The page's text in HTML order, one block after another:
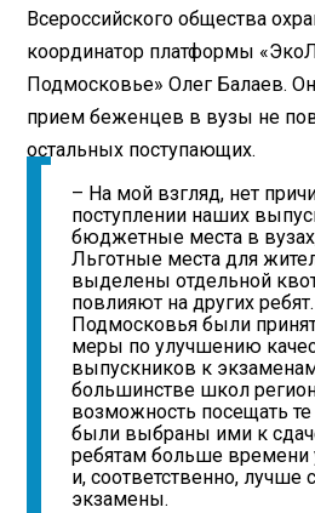
Всероссийского общества
координатор платформы
Подмосковье» Олег Балаев.
прием беженцев в вузы не
остальных поступающих.
– На мой взгляд, нет
поступлении наших
бюджетные места в
Льготные места для
выделены отдельной
повлияют на других
Подмосковья были
меры по улучшению
выпускников к
большинстве школ
возможность посещать
были выбраны ими к
ребятам больше времени
и, соответственно,
экзамены.